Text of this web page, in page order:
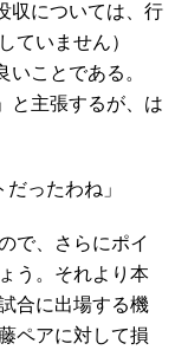
収については、行
ていません）
ことである。
と主張するが、は
ったわね」
で、さらにポイ
う。それより本
合に出場する機
ペアに対して損